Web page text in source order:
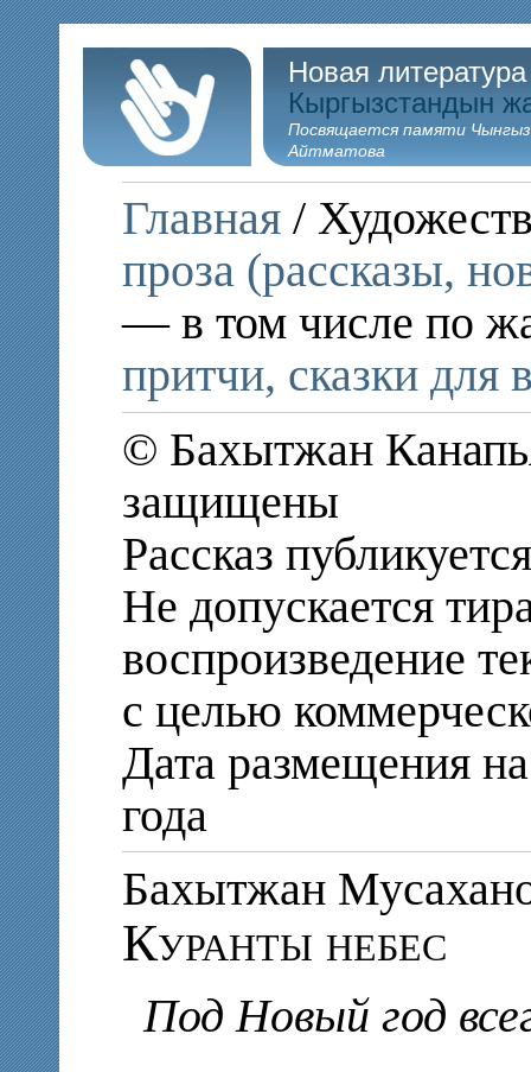
Новая
Кыргызстандын
Посвящается памяти
Айтматова
Главная /
проза (рассказы,
— в том числе по
притчи, сказки для
© Бахытжан
защищены
Рассказ
Не допускается
воспроизведение
с целью
Дата размещения
года
Бахытжан
Куранты небес
Под Новый год